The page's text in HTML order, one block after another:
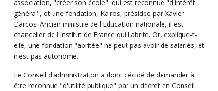
association, "créer son école", qui est reconnue "d'intérêt
général", et une fondation, Kairos, présidée par Xavier
Darcos. Ancien ministre de l'Education nationale, il est
chancelier de l'Institut de France qui l'abrite. Or, explique-t-
elle, une fondation "abritée" ne peut pas avoir de salariés, et
n'est pas autonome.
Le Conseil d'administration a donc décidé de demander à
être reconnue "d'utilité publique" par un décret en Conseil